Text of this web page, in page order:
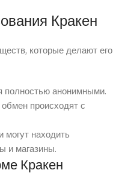
Кракен
которые делают его
полностью анонимными.
происходят с
могут находить
и магазины.
Кракен